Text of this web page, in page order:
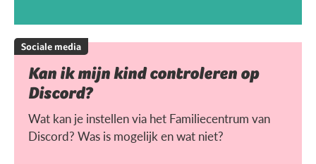
Sociale media
Kan ik mijn kind controleren op
Discord?
Wat kan je instellen via het Familiecentrum van
Discord? Was is mogelijk en wat niet?